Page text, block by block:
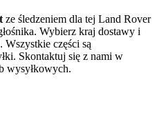
ze śledzeniem dla tej Land Rover
Wybierz kraj dostawy i
Wszystkie części są
Skontaktuj się z nami w
wysyłkowych.